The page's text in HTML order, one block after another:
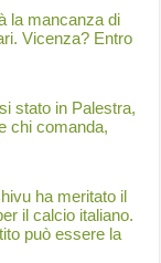
la mancanza di
Vicenza? Entro
stato in Palestra,
chi comanda,
ha meritato il
il calcio italiano.
può essere la